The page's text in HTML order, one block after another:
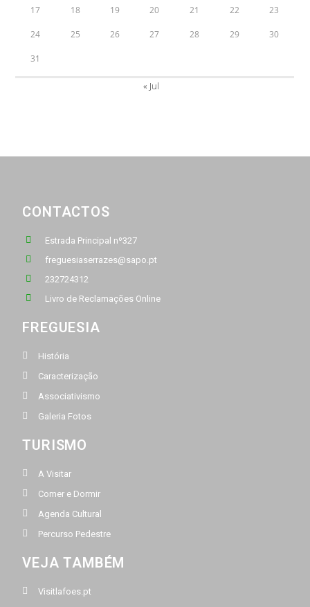
17 18 19 20 21 22 23
24 25 26 27 28 29 30
31
« Jul
CONTACTOS
Estrada Principal nº327
freguesiaserrazes@sapo.pt
232724312
Livro de Reclamações Online
FREGUESIA
História
Caracterização
Associativismo
Galeria Fotos
TURISMO
A Visitar
Comer e Dormir
Agenda Cultural
Percurso Pedestre
VEJA TAMBÉM
Visitlafoes.pt